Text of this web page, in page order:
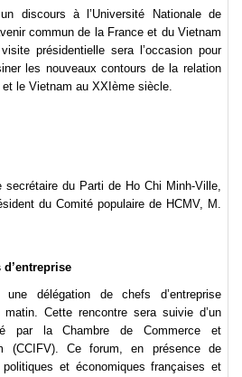
discours à l’Université Nationale de
commun de la France et du Vietnam
présidentielle sera l’occasion pour
les nouveaux contours de la relation
le Vietnam au XXIème siècle.
secrétaire du Parti de Ho Chi Minh-Ville,
du Comité populaire de HCMV, M.
d’entreprise
une délégation de chefs d’entreprise
Cette rencontre sera suivie d’un
par la Chambre de Commerce et
(CCIFV). Ce forum, en présence de
politiques et économiques françaises et